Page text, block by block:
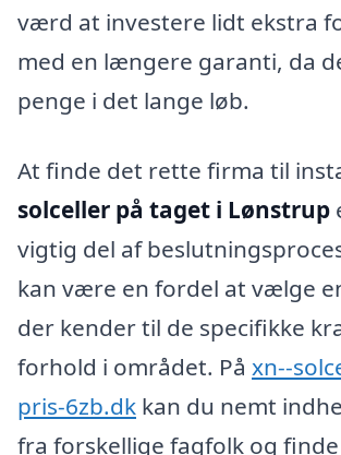
værd at investere lidt ekstra
med en længere garanti, da
penge i det lange løb.
At finde det rette firma til
solceller på taget i Lønstrup
vigtig del af
kan være en fordel at vælge
der kender til de specifikke
forhold i området. På xn--
pris-6zb.dk kan du nemt
fra forskellige fagfolk og